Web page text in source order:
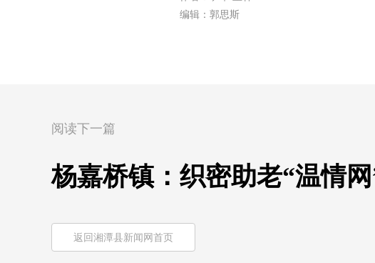
编辑：郭思斯
阅读下一篇
杨嘉桥镇：织密助老“温情
返回湘潭县新闻网首页